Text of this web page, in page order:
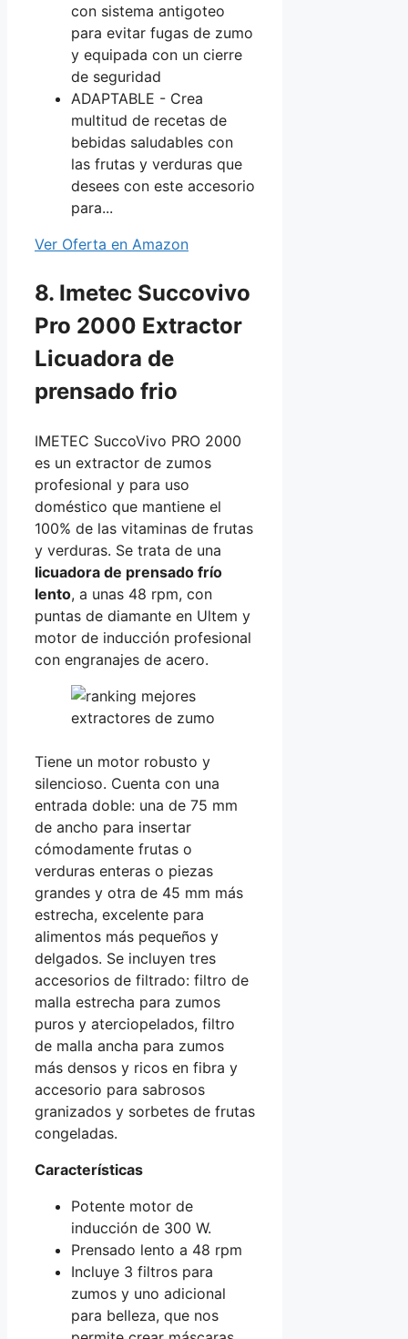
con sistema antigoteo
para evitar fugas de zumo
y equipada con un cierre
de seguridad
ADAPTABLE - Crea
multitud de recetas de
bebidas saludables con
las frutas y verduras que
desees con este accesorio
para...
Ver Oferta en Amazon
8. Imetec Succovivo
Pro 2000 Extractor
Licuadora de
prensado frio
IMETEC SuccoVivo PRO 2000
es un extractor de zumos
profesional y para uso
doméstico que mantiene el
100% de las vitaminas de frutas
y verduras. Se trata de una
licuadora de prensado frío
lento, a unas 48 rpm, con
puntas de diamante en Ultem y
motor de inducción profesional
con engranajes de acero.
Tiene un motor robusto y
silencioso. Cuenta con una
entrada doble: una de 75 mm
de ancho para insertar
cómodamente frutas o
verduras enteras o piezas
grandes y otra de 45 mm más
estrecha, excelente para
alimentos más pequeños y
delgados. Se incluyen tres
accesorios de filtrado: filtro de
malla estrecha para zumos
puros y aterciopelados, filtro
de malla ancha para zumos
más densos y ricos en fibra y
accesorio para sabrosos
granizados y sorbetes de frutas
congeladas.
Características
Potente motor de
inducción de 300 W.
Prensado lento a 48 rpm
Incluye 3 filtros para
zumos y uno adicional
para belleza, que nos